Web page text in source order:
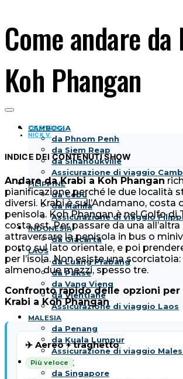
CAMBOGIA
da Phnom Penh
da Siem Reap
da Sihanoukville
Assicurazione di viaggio
FILIPPINE
da Cebu
da Manila
Assicurazione di viaggio
INDONESIA
da Giacarta
LAOS
da Luang Prabang
da Pakse
da Vang Vieng
da Vientiane
Assicurazione di viaggio Laos
MALESIA
da Penang
da Kuala Lumpur
Assicurazione di viaggio
SINGAPORE
da Singapore
Come andare
Koh Phangan
18/07/2024
NICK V.
INDICE DEI CONTENUTISHOW
Andare da Krabi a Koh Phangan
pianificazione perché le due località
diversi. Krabi è sull’Andamano, costa
penisola. Koh Phangan è nel Golfo di
costa est. Per passare da una all’altra
attraversare la penisola in bus o
porto sul lato orientale, e poi
per l’isola. Non esiste una
almeno due mezzi, spesso tre.
Confronto rapido delle opzioni per
Krabi a Koh Phangan
✈️ Aereo + traghetto
Più veloce